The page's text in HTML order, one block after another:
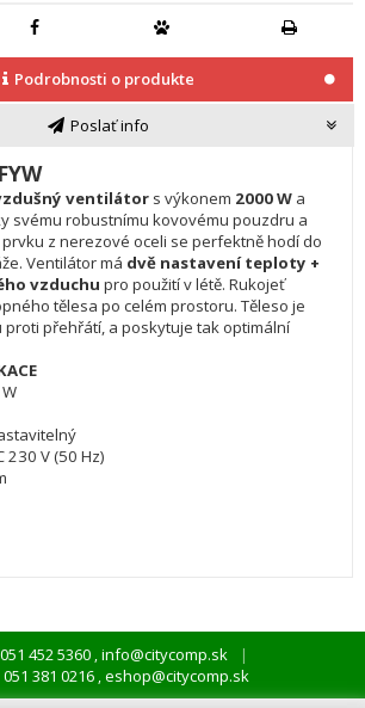
Podrobnosti o produkte
Poslať info
ventilátor s výkonem 2000 W a
svému robustnímu kovovému pouzdru a
z nerezové oceli se perfektně hodí do
Ventilátor má dvě nastavení teploty +
vzduchu pro použití v létě. Rukojeť
tělesa po celém prostoru. Těleso je
přehřátí, a poskytuje tak optimální
230 V (50 Hz)
452 5360 ,info@citycomp.sk
381 0216 ,eshop@citycomp.sk